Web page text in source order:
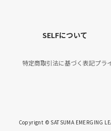
SELFについて
特定商取引法に基づく表記プラ
Copyrignt © SATSUMA EMERGING